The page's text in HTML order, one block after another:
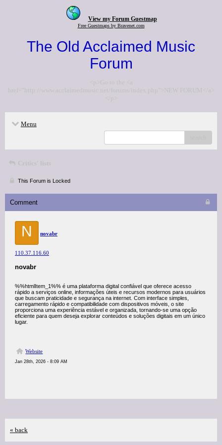
View my Forum Guestmap
Free Guestmaps by Bravenet.com
The Old Acclaimed Music
Forum
<p>Go to the <a
href="http://www.acclaimedmusic.net/forums/index.php">NEW FORUM</a>
</p>
Menu
Critics' lists
This Forum is Locked
Comment
N novabr
110.37.116.60
novabr
%%htmlItem_1%% é uma plataforma digital confiável que oferece acesso
rápido a serviços online, informações úteis e recursos modernos para usuários
que buscam praticidade e segurança na internet. Com interface simples,
carregamento rápido e compatibilidade com dispositivos móveis, o site
proporciona uma experiência estável e organizada, tornando-se uma opção
eficiente para quem deseja explorar conteúdos e soluções digitais em um único
lugar.
Website
Jan 28th, 2026 - 8:09 AM
« back